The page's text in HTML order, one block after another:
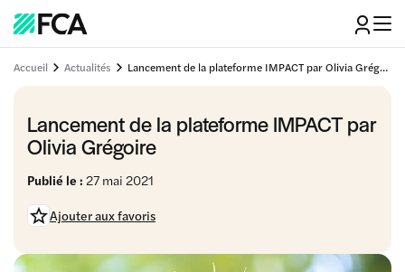
Accueil Actualités Lancement de la plateforme IMPACT par Olivia Grégoire
Lancement de la plateforme IMPACT par
Olivia Grégoire
Publié le : 27 mai 2021
Ajouter aux favoris